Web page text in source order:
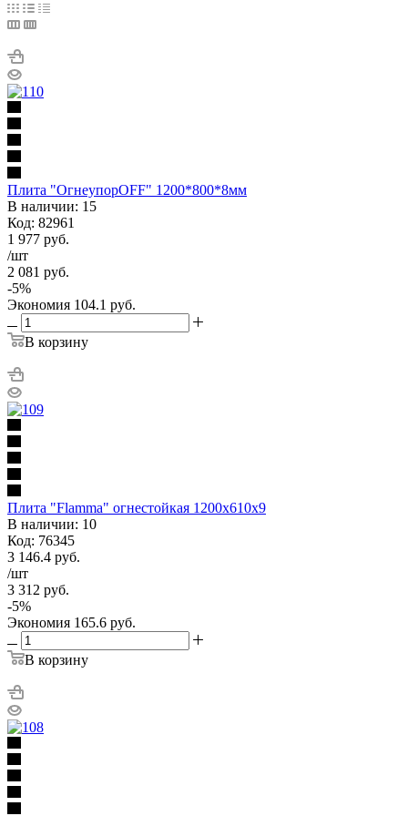
Плита "ОгнеупорOFF" 1200*800*8мм
В наличии: 15
Код: 82961
1 977 руб.
/шт
2 081 руб.
-5%
Экономия 104.1 руб.
В корзину
Плита "Flamma" огнестойкая 1200х610х9
В наличии: 10
Код: 76345
3 146.4 руб.
/шт
3 312 руб.
-5%
Экономия 165.6 руб.
В корзину